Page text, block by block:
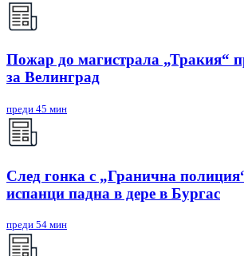
Пожар до магистрала „Тракия“
за Велинград
преди 45 мин
След гонка с „Гранична
испанци падна в дере в Бургас
преди 54 мин